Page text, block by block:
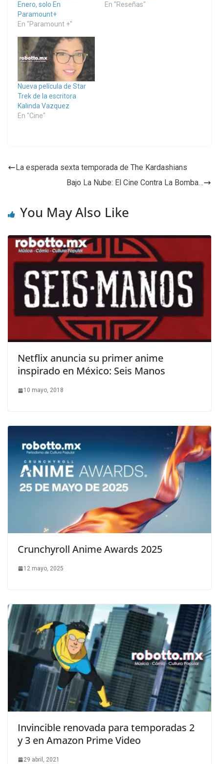
Enero, solo En
Paramount+
En "Paramount +"
En "Reseñas"
Nueva película de Star
Trek de la escritora
Kalinda Vazquez
En "Cine"
La esperada sexta temporada de The Kardashians
Bajo La Nube: El Cine Contra La Bomba…
You May Also Like
Netflix anuncia su primer anime
inspirado en México: Seis Manos
10 mayo, 2018
Crunchyroll Anime Awards 2025
12 mayo, 2025
Invincible renovada para temporadas 2
y 3 en Amazon Prime Video
29 abril, 2021